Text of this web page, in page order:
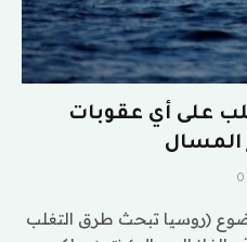
على أي عقوبات
المسال
0
(روسيا تبحث طرق التغلب